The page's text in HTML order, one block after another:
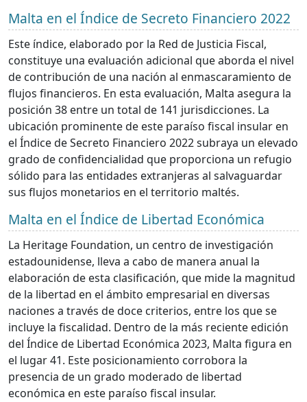
Malta en el Índice de Secreto Financiero 2022
Este índice, elaborado por la Red de Justicia Fiscal,
constituye una evaluación adicional que aborda el nivel
de contribución de una nación al enmascaramiento de
flujos financieros. En esta evaluación, Malta asegura la
posición 38 entre un total de 141 jurisdicciones. La
ubicación prominente de este paraíso fiscal insular en
el Índice de Secreto Financiero 2022 subraya un elevado
grado de confidencialidad que proporciona un refugio
sólido para las entidades extranjeras al salvaguardar
sus flujos monetarios en el territorio maltés.
Malta en el Índice de Libertad Económica
La Heritage Foundation, un centro de investigación
estadounidense, lleva a cabo de manera anual la
elaboración de esta clasificación, que mide la magnitud
de la libertad en el ámbito empresarial en diversas
naciones a través de doce criterios, entre los que se
incluye la fiscalidad. Dentro de la más reciente edición
del Índice de Libertad Económica 2023, Malta figura en
el lugar 41. Este posicionamiento corrobora la
presencia de un grado moderado de libertad
económica en este paraíso fiscal insular.